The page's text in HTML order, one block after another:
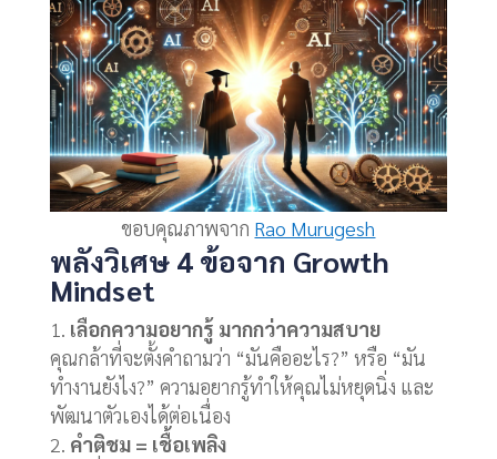
ขอบคุณภาพจาก Rao Murugesh
พลังวิเศษ 4 ข้อจาก Growth
Mindset
เลือกความอยากรู้ มากกว่าความสบาย
คุณกล้าที่จะตั้งคำถามว่า “มันคืออะไร?” หรือ “มัน
ทำงานยังไง?” ความอยากรู้ทำให้คุณไม่หยุดนิ่ง และ
พัฒนาตัวเองได้ต่อเนื่อง
คำติชม = เชื้อเพลิง